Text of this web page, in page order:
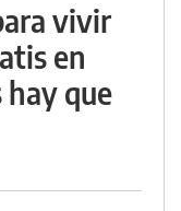
vivir
en
hay que